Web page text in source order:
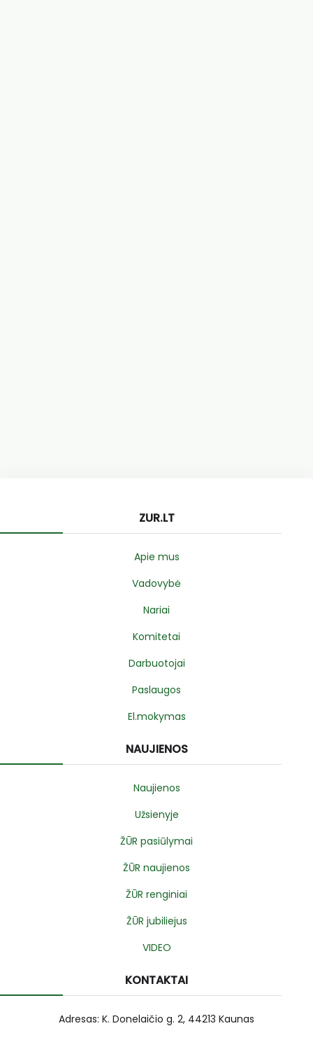
ZUR.LT
Apie mus
Vadovybė
Nariai
Komitetai
Darbuotojai
Paslaugos
El.mokymas
NAUJIENOS
Naujienos
Užsienyje
ŽŪR pasiūlymai
ŽŪR naujienos
ŽŪR renginiai
ŽŪR jubiliejus
VIDEO
KONTAKTAI
Adresas: K. Donelaičio g. 2, 44213 Kaunas